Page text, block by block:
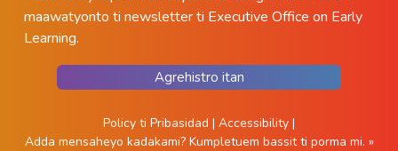
maawatyonto ti newsletter ti Executive Office on Early
Learning.
Agrehistro itan
Policy ti Pribasidad | Accessibility |
Adda mensaheyo kadakami? Kumpletuem bassit ti porma mi. »